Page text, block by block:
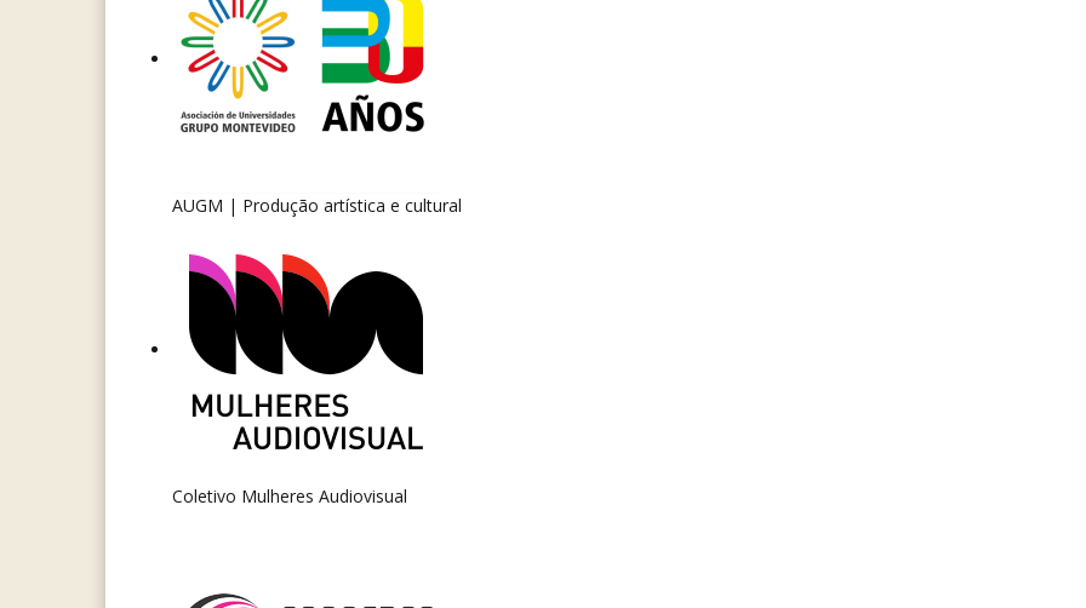
AUGM | Produção artística e cultural
Coletivo Mulheres Audiovisual